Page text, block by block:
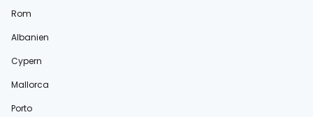
Rom
Albanien
Cypern
Mallorca
Porto